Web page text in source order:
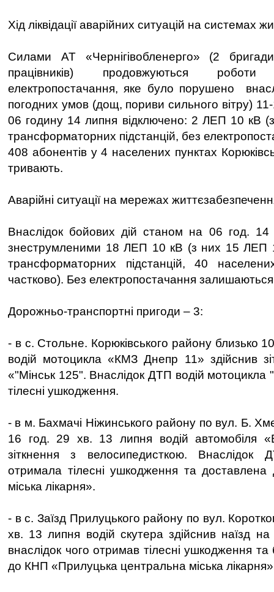
Хід ліквідації аварійних ситуацій на системах
Силами АТ «Чернігівобленерго» (2
працівників) продовжуються
електропостачання, яке було порушено
погодних умов (дощ, пориви сильного вітру)
06 годину 14 липня відключено: 2 ЛЕП 10 кВ
трансформаторних підстанцій, без
408 абонентів у 4 населених пунктах
тривають.
Аварійні ситуації на мережах
Внаслідок бойових дій станом на 06 год.
знеструмленими 18 ЛЕП 10 кВ (з них 15 ЛЕП
трансформаторних підстанцій, 40
частково). Без електропостачання
Дорожньо-транспортні пригоди – 3:
- в с. Стольне. Корюківського району близько
водій мотоцикла «КМЗ Днепр 11» здійснив
«"Мінськ 125". Внаслідок ДТП водій мотоцикла
тілесні ушкодження.
- в м. Бахмачі Ніжинського району по вул. Б.
16 год. 29 хв. 13 липня водій автомобіля
зіткнення з велосипедисткою. Внаслідок
отримала тілесні ушкодження та
міська лікарня».
- в с. Заїзд Прилуцького району по вул.
хв. 13 липня водій скутера здійснив наїзд
внаслідок чого отримав тілесні ушкодження та
до КНП «Прилуцька центральна міська лікарня»